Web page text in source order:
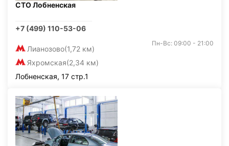
СТО Лобненская
+7 (499) 110-53-06
Лианозово(1,72 км)
Яхромская(2,34 км)
Пн-Вс: 09:00 - 21:00
Лобненская, 17 стр.1